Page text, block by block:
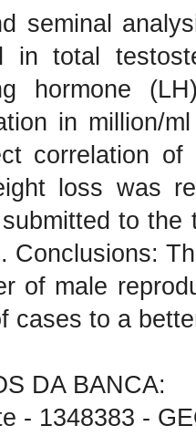
seminal
in total
hormone
in million/
correlation
loss was
to the
Conclusions:
of male
cases to a
DA BANCA:
- 1348383 -